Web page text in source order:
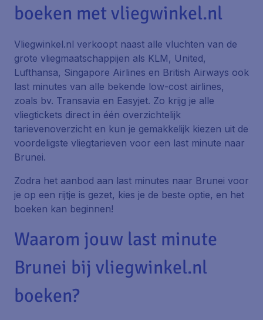
boeken met vliegwinkel.nl
Vliegwinkel.nl verkoopt naast alle vluchten van de
grote vliegmaatschappijen als KLM, United,
Lufthansa, Singapore Airlines en British Airways ook
last minutes van alle bekende low-cost airlines,
zoals bv. Transavia en Easyjet. Zo krijg je alle
vliegtickets direct in één overzichtelijk
tarievenoverzicht en kun je gemakkelijk kiezen uit de
voordeligste vliegtarieven voor een last minute naar
Brunei.
Zodra het aanbod aan last minutes naar Brunei voor
je op een rijtje is gezet, kies je de beste optie, en het
boeken kan beginnen!
Waarom jouw last minute
Brunei bij vliegwinkel.nl
boeken?